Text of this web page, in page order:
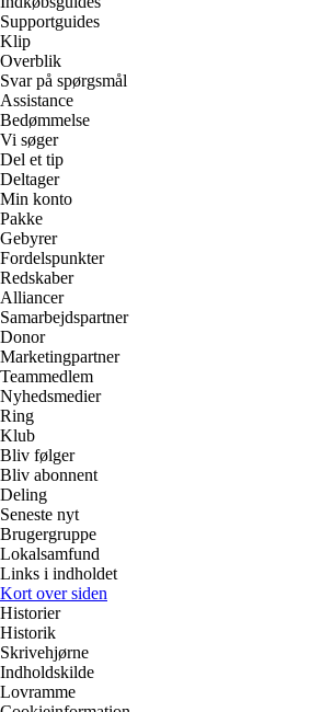
Supportguides
Klip
Overblik
Svar på spørgsmål
Assistance
Bedømmelse
Vi søger
Del et tip
Deltager
Min konto
Pakke
Gebyrer
Fordelspunkter
Redskaber
Alliancer
Samarbejdspartner
Donor
Marketingpartner
Teammedlem
Nyhedsmedier
Ring
Klub
Bliv følger
Bliv abonnent
Deling
Seneste nyt
Brugergruppe
Lokalsamfund
Links i indholdet
Kort over siden
Historier
Historik
Skrivehjørne
Indholdskilde
Lovramme